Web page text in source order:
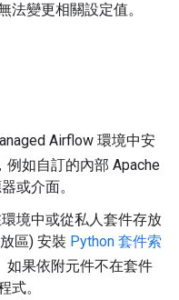
法變更相關設定值。
Airflow 環境中安
，例如自訂的內部 Apache
或介面。
環境中或從私人套件存放
區) 安裝 Python 套件索
如果依附元件不在套件
式。